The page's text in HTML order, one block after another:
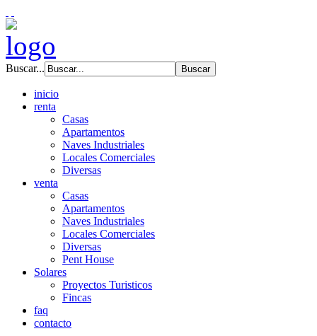
Buscar...
inicio
renta
Casas
Apartamentos
Naves Industriales
Locales Comerciales
Diversas
venta
Casas
Apartamentos
Naves Industriales
Locales Comerciales
Diversas
Pent House
Solares
Proyectos Turisticos
Fincas
faq
contacto